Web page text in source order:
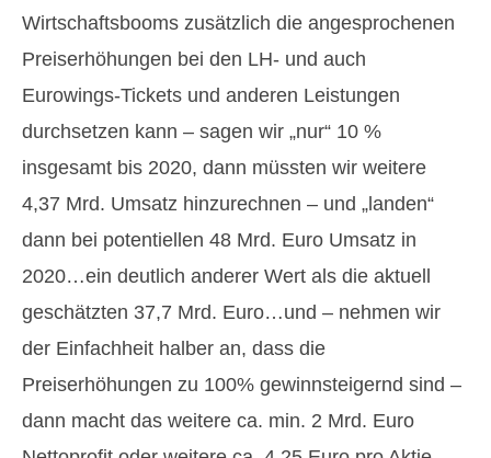
Wirtschaftsbooms zusätzlich die angesprochenen
Preiserhöhungen bei den LH- und auch
Eurowings-Tickets und anderen Leistungen
durchsetzen kann – sagen wir „nur“ 10 %
insgesamt bis 2020, dann müssten wir weitere
4,37 Mrd. Umsatz hinzurechnen – und „landen“
dann bei potentiellen 48 Mrd. Euro Umsatz in
2020…ein deutlich anderer Wert als die aktuell
geschätzten 37,7 Mrd. Euro…und – nehmen wir
der Einfachheit halber an, dass die
Preiserhöhungen zu 100% gewinnsteigernd sind –
dann macht das weitere ca. min. 2 Mrd. Euro